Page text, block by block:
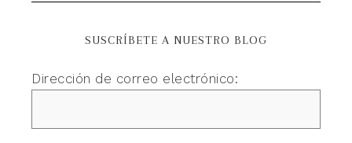
SUSCRÍBETE A NUESTRO BLOG
Dirección de correo electrónico: